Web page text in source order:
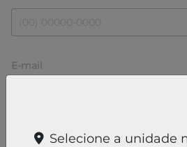
E-mail
Selecione a unidade